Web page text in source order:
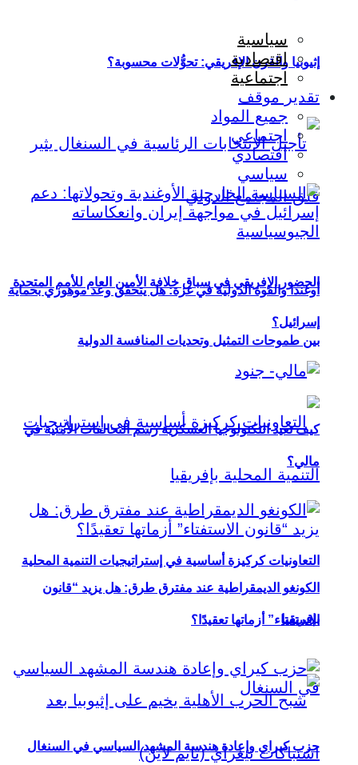
إثيوبيا والقرن الإفريقي: تحوُّلات محسوبة؟
الحضور الإفريقي في سباق خلافة الأمين العام للأمم المتحدة
بين طموحات التمثيل وتحديات المنافسة الدولية
التعاونيات كركيزة أساسية في إستراتيجيات التنمية المحلية
بإفريقيا
سياسية
اقتصادية
اجتماعية
تقدير موقف
جميع المواد
اجتماعي
اقتصادي
سياسي
أوغندا والقوة الدولية في غزة: هل يتحقق وعد موهوزي بحماية
إسرائيل؟
كيف تعيد التكنولوجيا العسكرية رسم التحالفات الأمنية في
مالي؟
الكونغو الديمقراطية عند مفترق طرق: هل يزيد “قانون
الاستفتاء” أزماتها تعقيدًا؟
حزب كيراي وإعادة هندسة المشهد السياسي في السنغال